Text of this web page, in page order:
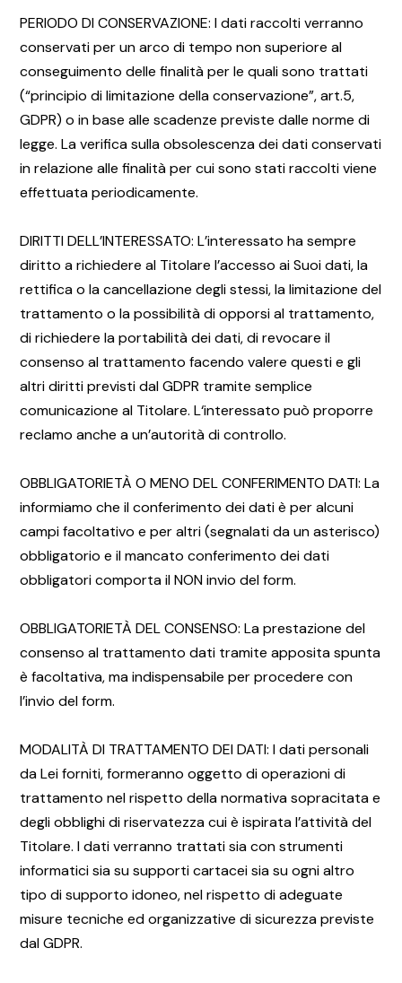
PERIODO DI CONSERVAZIONE: I dati raccolti verranno
conservati per un arco di tempo non superiore al
conseguimento delle finalità per le quali sono trattati
(“principio di limitazione della conservazione”, art.5,
GDPR) o in base alle scadenze previste dalle norme di
legge. La verifica sulla obsolescenza dei dati conservati
in relazione alle finalità per cui sono stati raccolti viene
effettuata periodicamente.
DIRITTI DELL’INTERESSATO: L’interessato ha sempre
diritto a richiedere al Titolare l’accesso ai Suoi dati, la
rettifica o la cancellazione degli stessi, la limitazione del
trattamento o la possibilità di opporsi al trattamento,
di richiedere la portabilità dei dati, di revocare il
consenso al trattamento facendo valere questi e gli
altri diritti previsti dal GDPR tramite semplice
comunicazione al Titolare. L‘interessato può proporre
reclamo anche a un’autorità di controllo.
OBBLIGATORIETÀ O MENO DEL CONFERIMENTO DATI: La
informiamo che il conferimento dei dati è per alcuni
campi facoltativo e per altri (segnalati da un asterisco)
obbligatorio e il mancato conferimento dei dati
obbligatori comporta il NON invio del form.
OBBLIGATORIETÀ DEL CONSENSO: La prestazione del
consenso al trattamento dati tramite apposita spunta
è facoltativa, ma indispensabile per procedere con
l’invio del form.
MODALITÀ DI TRATTAMENTO DEI DATI: I dati personali
da Lei forniti, formeranno oggetto di operazioni di
trattamento nel rispetto della normativa sopracitata e
degli obblighi di riservatezza cui è ispirata l’attività del
Titolare. I dati verranno trattati sia con strumenti
informatici sia su supporti cartacei sia su ogni altro
tipo di supporto idoneo, nel rispetto di adeguate
misure tecniche ed organizzative di sicurezza previste
dal GDPR.